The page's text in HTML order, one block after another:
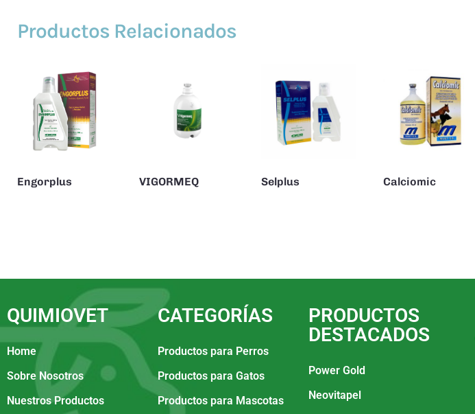
Productos Relacionados
Engorplus VIGORMEQ Selplus Calciomic
QUIMIOVET
Home
Sobre Nosotros
Nuestros Productos
CATEGORÍAS
Productos para Perros
Productos para Gatos
Productos para Mascotas
PRODUCTOS
DESTACADOS
Power Gold
Neovitapel